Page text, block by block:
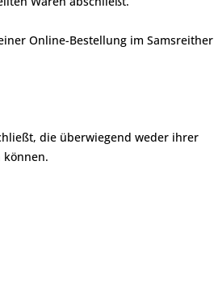
Online-Bestellung im Samsreither
die überwiegend weder ihrer